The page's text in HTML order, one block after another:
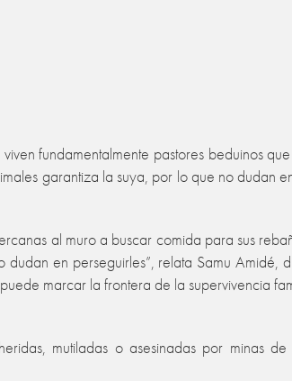
fundamentalmente pastores beduinos
garantiza la suya, por lo que no dudan
al muro a buscar comida para sus
en perseguirles”, relata Samu Amidé,
marcar la frontera de la supervivencia
mutiladas o asesinadas por minas